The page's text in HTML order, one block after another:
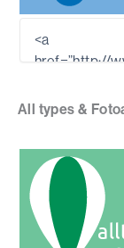
All types &